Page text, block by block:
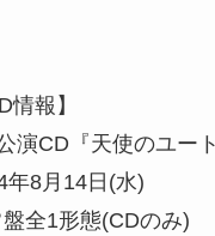
情報】
演CD『天使のユート
年8月14日(水)
全1形態(CDのみ)